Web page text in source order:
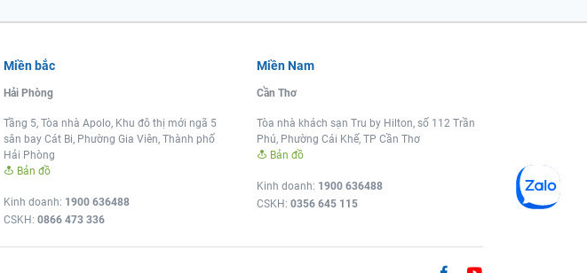
Miền bắc
Hải Phòng
Tầng 5, Tòa nhà Apolo, Khu đô thị mới ngã 5
sân bay Cát Bi, Phường Gia Viên, Thành phố
Hải Phòng
Bản đồ
Kinh doanh: 1900 636488
CSKH: 0866 473 336
Miền Nam
Cần Thơ
Tòa nhà khách sạn Tru by Hilton, số 112 Trần
Phú, Phường Cái Khế, TP Cần Thơ
Bản đồ
Kinh doanh: 1900 636488
CSKH: 0356 645 115